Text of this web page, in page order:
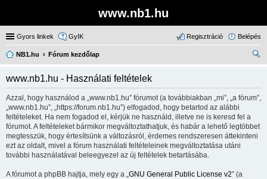
www.nb1.hu
Gyors linkek GyIK Belépés
Regisztráció
NB1.hu
Fórum kezdőlap
s
www.nb1.hu - Használati feltételek
Azzal, hogy használod a „www.nb1.hu” fórumot (a továbbiakban „mi”, „a fórum”,
„www.nb1.hu”, „https://forum.nb1.hu”) elfogadod, hogy betartod az alábbi
feltételeket. Ha nem fogadod el, kérjük ne használd, illetve ne is keresd fel a
fórumot. A feltételeket bármikor megváltoztathatjuk, és habár a lehető legtöbbet
megtesszük, hogy értesítsünk a változásról, érdemes rendszeresen áttekinteni
ezt az oldalt, mivel a fórum használati feltételeinek megváltoztatása utáni
további használatával beleegyezel az új feltételek betartásába.
A fórumot a phpBB hajtja, mely egy a „GNU General Public License v2” (a